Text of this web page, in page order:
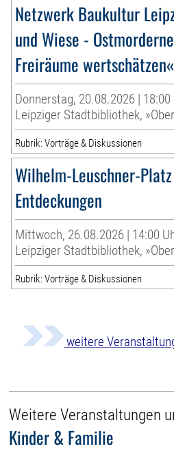
Netzwerk Baukultur
und Wiese -
Freiräume wertschätzen«
Donnerstag, 20.08.2026 | 18:00
Leipziger Stadtbibliothek,
Rubrik: Vorträge & Diskussionen
Wilhelm-Leuschner-
Entdeckungen
Mittwoch, 26.08.2026 | 14:00
Leipziger Stadtbibliothek,
Rubrik: Vorträge & Diskussionen
weitere
Weitere Veranstaltungen
Kinder & Familie